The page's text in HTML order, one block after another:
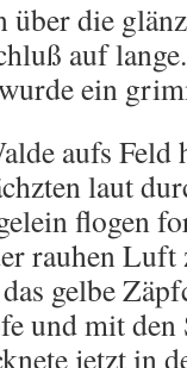
die
auf
ein
aufs Feld
laut
flogen
rauhen Luft
gelbe
und mit
jetzt in